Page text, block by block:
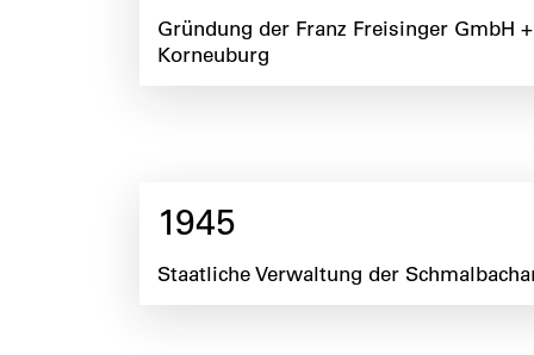
Gründung der Franz Freisinger GmbH
Korneuburg
1945
Staatliche Verwaltung der